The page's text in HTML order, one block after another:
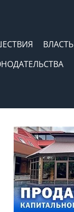
ВЛАСТЬ